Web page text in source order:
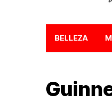
BELLEZA